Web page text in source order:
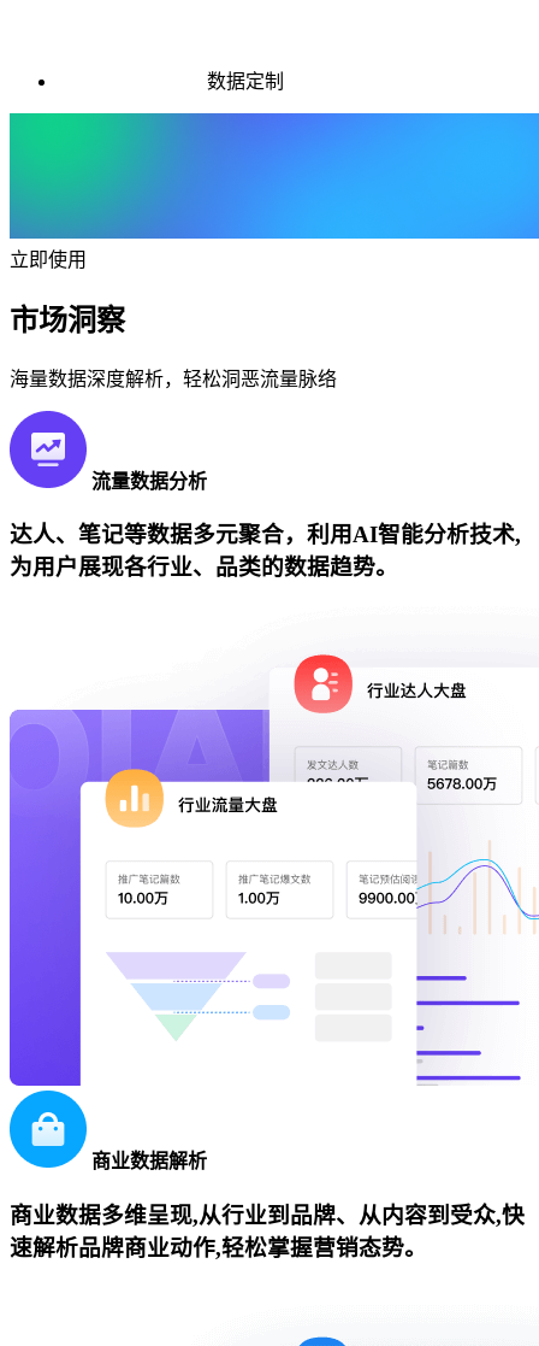
数据定制
立即使用
市场洞察
海量数据深度解析，轻松洞恶流量脉络
流量数据分析
达人、笔记等数据多元聚合，利用AI智能分析技术,
为用户展现各行业、品类的数据趋势。
商业数据解析
商业数据多维呈现,从行业到品牌、从内容到受众,快
速解析品牌商业动作,轻松掌握营销态势。